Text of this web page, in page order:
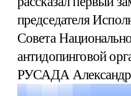
председателя
Совета
антидопинговой
РУСАДА Александр